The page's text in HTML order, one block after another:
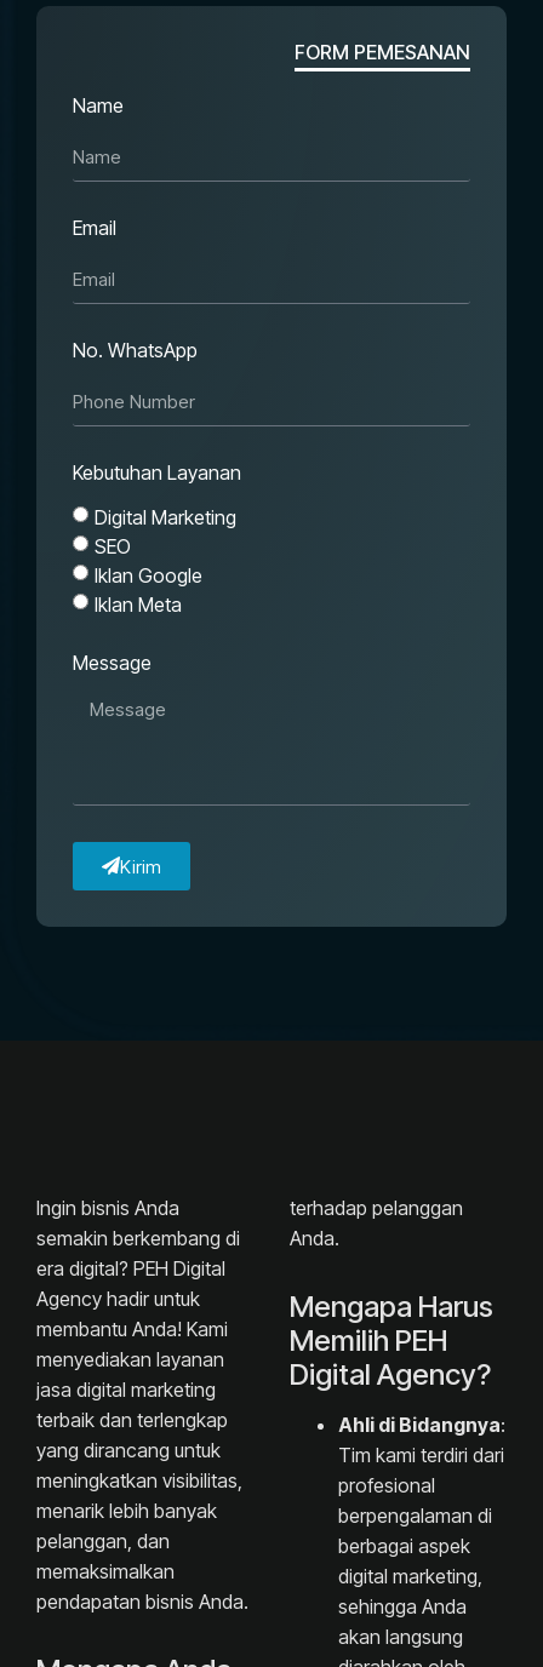
FORM PEMESANAN
Name
Email
No. WhatsApp
Kebutuhan Layanan
Digital Marketing
SEO
Iklan Google
Iklan Meta
Message
Kirim
Ingin bisnis Anda
semakin berkembang di
era digital? PEH Digital
Agency hadir untuk
membantu Anda! Kami
menyediakan layanan
jasa digital marketing
terbaik dan terlengkap
yang dirancang untuk
meningkatkan visibilitas,
menarik lebih banyak
pelanggan, dan
memaksimalkan
pendapatan bisnis Anda.
terhadap pelanggan
Anda.
Mengapa Harus
Memilih PEH
Digital Agency?
Ahli di Bidangnya:
Tim kami terdiri dari
profesional
berpengalaman di
berbagai aspek
digital marketing,
sehingga Anda
akan langsung